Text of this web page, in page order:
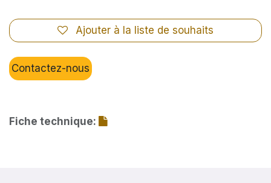
Ajouter à la liste de souhaits
Contactez-nous
Fiche technique: